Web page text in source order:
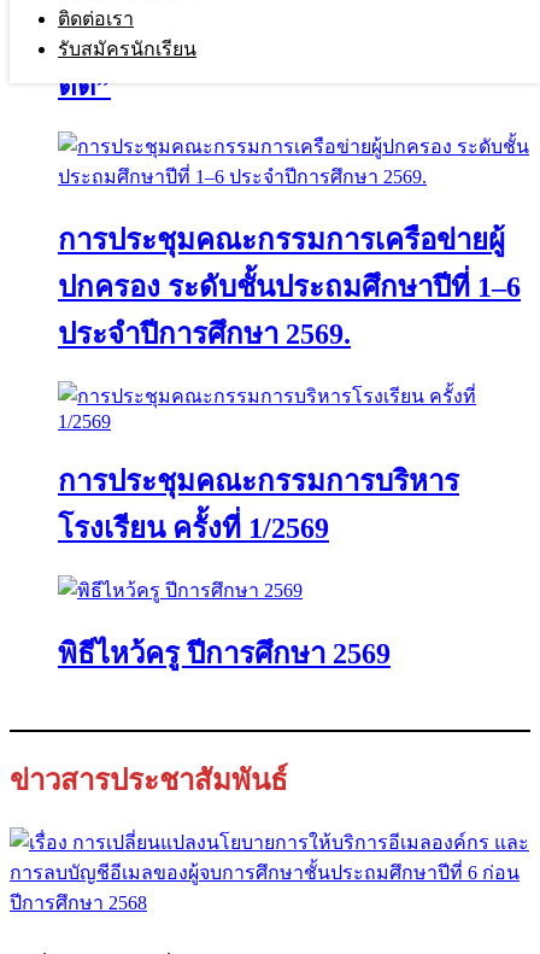
ติดต่อเรา
รับสมัครนักเรียน
กิจกรรม “Drug Free วันต่อต้านยาเสพ
ติด”
การประชุมคณะกรรมการเครือข่ายผู้
ปกครอง ระดับชั้นประถมศึกษาปีที่ 1–6
ประจำปีการศึกษา 2569.
การประชุมคณะกรรมการบริหาร
โรงเรียน ครั้งที่ 1/2569
พิธีไหว้ครู ปีการศึกษา 2569
ข่าวสารประชาสัมพันธ์